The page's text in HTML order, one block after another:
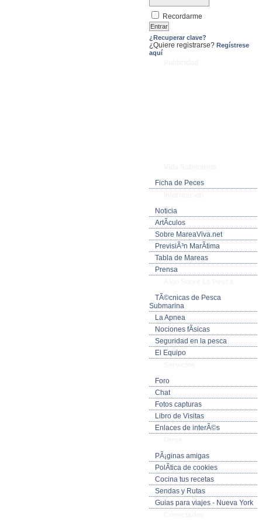
Recordarme
¿Recuperar clave?
¿Quiere registrarse? Regístrese
aquí
Ficha de Peces
Noticia
ArtÃ­culos
Sobre MareaViva.net
PrevisiÃ³n MarÃ­tima
Tabla de Mareas
Prensa
TÃ©cnicas de Pesca
Submarina
La Apnea
Nociones fÃ­sicas
Seguridad en la pesca
El Equipo
Foro
Chat
Fotos capturas
Libro de Visitas
Enlaces de interÃ©s
PÃ¡ginas amigas
PolÃ­tica de cookies
Cocina tus recetas
Sendas y Rutas
Guias para viajes - Nueva York